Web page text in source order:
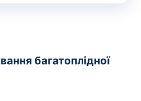
багатоплідної